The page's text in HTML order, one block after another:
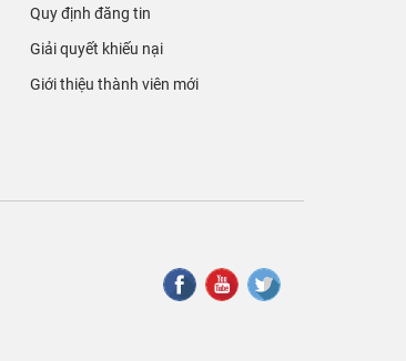
Quy định đăng tin
Giải quyết khiếu nại
Giới thiệu thành viên mới